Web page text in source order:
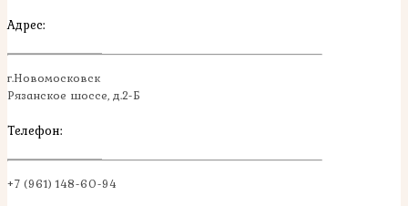
Адрес:
г.Новомосковск
Рязанское шоссе, д.2-Б
Телефон:
+7 (961) 148-60-94